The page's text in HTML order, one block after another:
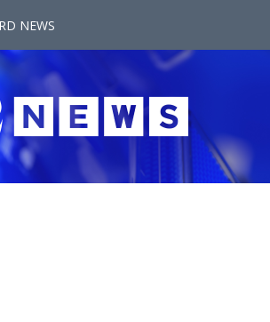
NEWS